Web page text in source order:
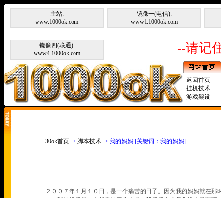
主站:
www.1000ok.com
镜像一(电信):
www1.1000ok.com
镜像四(联通):
www4.1000ok.com
--请记
返回首页
挂机技术
游戏架设
30ok首页 -> 脚本技术 -> 我的妈妈 [关键词：我的妈妈]
２００７年１月１０日，是一个痛苦的日子。因为我的妈妈就在那